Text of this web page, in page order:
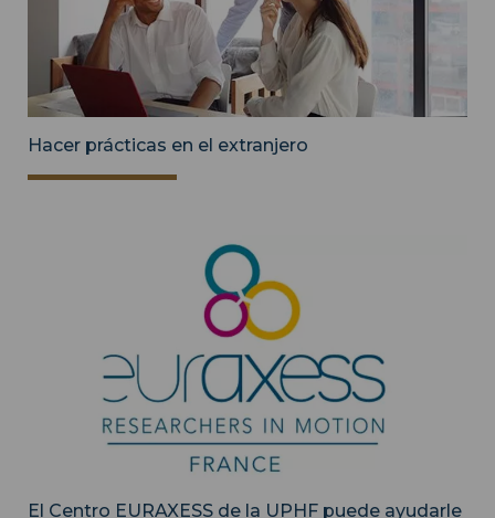
Hacer prácticas en el extranjero
El Centro EURAXESS de la UPHF puede ayudarle